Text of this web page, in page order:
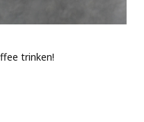
trinken!